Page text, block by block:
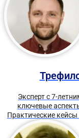
Эксперт с 7-
ключевые
Практические